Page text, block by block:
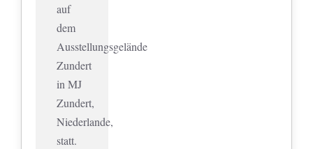
auf
dem
Ausstellungsgelände
Zundert
in MJ
Zundert,
Niederlande,
statt.